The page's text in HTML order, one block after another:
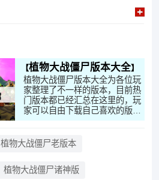
植物大战僵尸版本大全
植物大战僵尸版本大全为各位玩
家整理了不一样的版本，目前热
门版本都已经汇总在这里的，玩
家可以自由下载自己喜欢的版本
去玩耍。不同版本带来了全新的
丰富耐玩，玩法更加多样。同时
支持随时存档，方便玩家继续闯
友不要错过。
植物大战僵尸老版本
植物大战僵尸诸神版